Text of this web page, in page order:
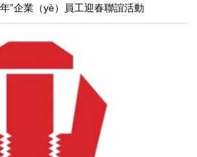
”企業（yè）員工迎春聯誼活動